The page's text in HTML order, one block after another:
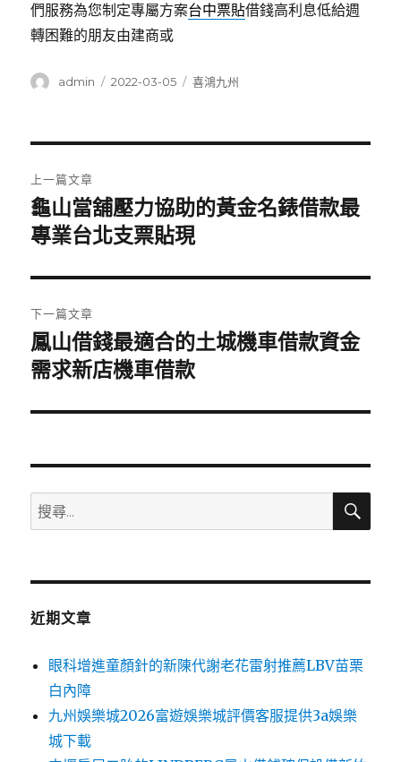
們服務為您制定專屬方案台中票貼借錢高利息低給週
轉困難的朋友由建商或
作
admin
發
2022-03-05
分
喜鴻九州
章
導
覽
上一篇文章
上
一
文
章:
龜山當舖壓力協助的黃金名錶借款最
專業台北支票貼現
下一篇文章
下
一
文
鳳山借錢最適合的土城機車借款資金
需求新店機車借款
搜
尋
鍵
搜
近期文章
眼科增進童顏針的新陳代謝老花雷射推薦LBV苗栗
白內障
九州娛樂城2026富遊娛樂城評價客服提供3a娛樂
城下載